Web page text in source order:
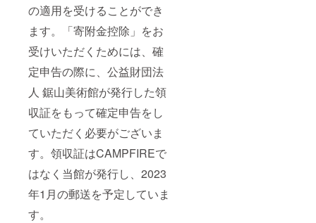
の適用を受けることができ
ます。「寄附金控除」をお
受けいただくためには、確
定申告の際に、公益財団法
人 鋸山美術館が発行した領
収証をもって確定申告をし
ていただく必要がございま
す。領収証はCAMPFIREで
はなく当館が発行し、2023
年1月の郵送を予定していま
す。